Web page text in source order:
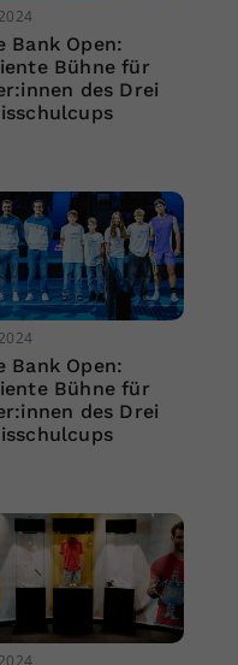
Bank Open:
Bühne für
des Drei
Bank Open:
Bühne für
des Drei